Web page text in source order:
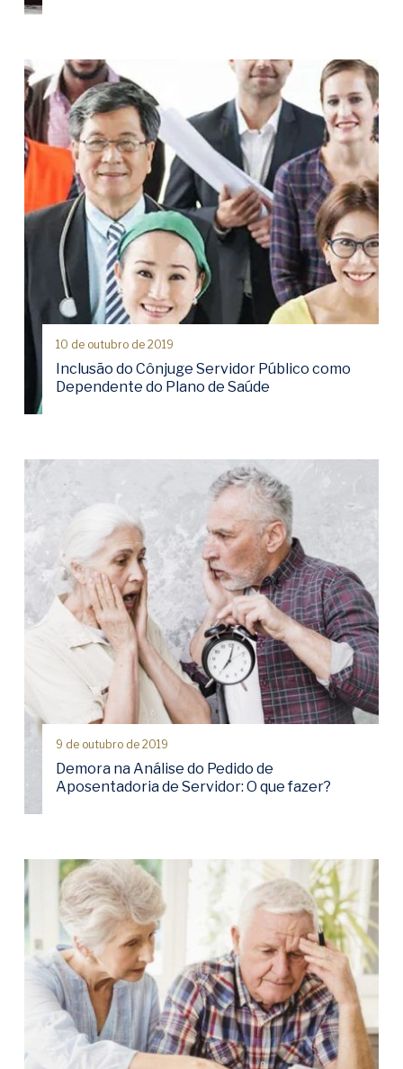
10 de outubro de 2019
Inclusão do Cônjuge Servidor Público como
Dependente do Plano de Saúde
9 de outubro de 2019
Demora na Análise do Pedido de
Aposentadoria de Servidor: O que fazer?